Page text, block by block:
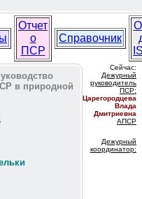
Отчет
о
ПСР
Справочник
в природной
Сейчас:
Дежурный
руководитель
ПСР:
Царегородцева
Влада
Дмитриевна
АПСР
Дежурный
координатор: